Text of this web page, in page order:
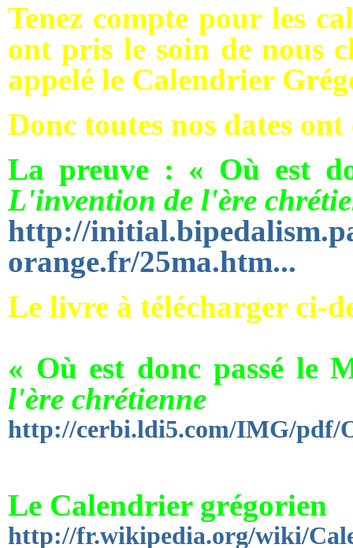
Tenez compte pour les
ont pris le soin de nous
appelé le Calendrier
Donc toutes nos dates
La preuve : « Où est
L'invention de l'ère
http://
orange.fr/25ma.htm...
Le livre à télécharger ci-
« Où est donc passé le
l'ère chrétienne
http://cerbi.ldi5.com/IMG/pdf/
Le Calendrier grégorien
http://fr.wikipedia.org/wiki/